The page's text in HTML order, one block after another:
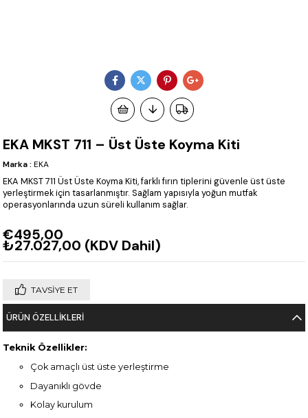
EKA MKST 711 – Üst Üste Koyma Kiti
Marka : EKA
EKA MKST 711 Üst Üste Koyma Kiti, farklı fırın tiplerini güvenle üst üste
yerleştirmek için tasarlanmıştır. Sağlam yapısıyla yoğun mutfak
operasyonlarında uzun süreli kullanım sağlar.
€495,00
₺27.027,00 (KDV Dahil)
TAVSIYE ET
ÜRÜN ÖZELLIKLERI
Teknik Özellikler:
Çok amaçlı üst üste yerleştirme
Dayanıklı gövde
Kolay kurulum